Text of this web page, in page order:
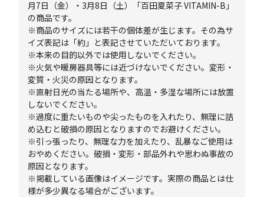
月7日（金）・3月8日（土）「百田夏菜子 VITAMIN-B」
の商品です。
※商品のサイズには若干の個体差が生じます。その為サ
イズ表記は「約」と表記させていただいております。
※本来の目的以外では使用しないでください。
※火気や暖房器具等には近づけないでください。変形・
変質・火災の原因となります。
※直射日光の当たる場所や、高温・多湿な場所には放置
しないでください。
※過度に重たいものや尖ったものを入れたり、無理に詰
め込むと破損の原因となりますのでお避けください。
※引っ張ったり、無理な力を加えたり、乱暴なご使用は
おやめください。破損・変形・部品外れや思わぬ事故の
原因となります。
※掲載している画像はイメージです。実際の商品とは仕
様が多少異なる場合がございます。